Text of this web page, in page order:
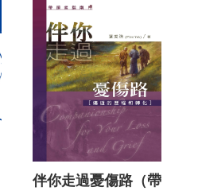
伴你走過憂傷路（帶